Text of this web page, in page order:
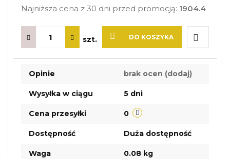
Najniższa cena z 30 dni przed promocją: 1904.4
szt. DO KOSZYKA
Do
Opinie brak ocen (dodaj)
Wysyłka w ciągu 5 dni
Cena przesyłki 0
Dostępność Duża dostępność
Waga 0.08 kg